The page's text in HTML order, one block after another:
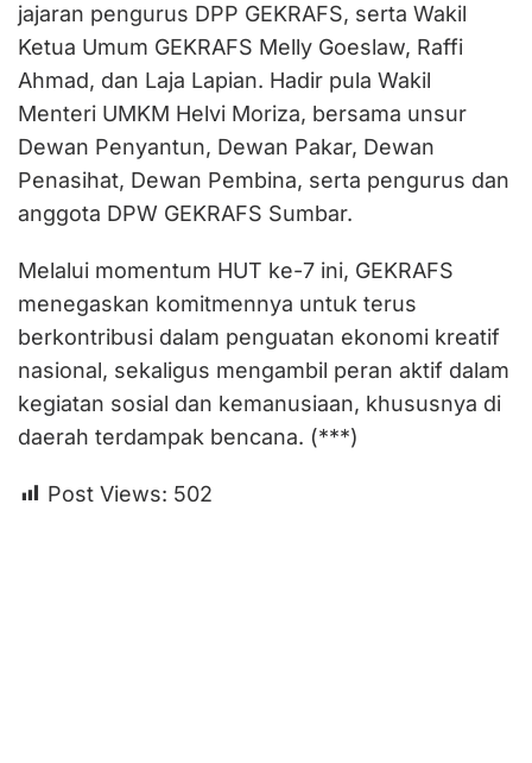
jajaran pengurus DPP GEKRAFS, serta Wakil
Ketua Umum GEKRAFS Melly Goeslaw, Raffi
Ahmad, dan Laja Lapian. Hadir pula Wakil
Menteri UMKM Helvi Moriza, bersama unsur
Dewan Penyantun, Dewan Pakar, Dewan
Penasihat, Dewan Pembina, serta pengurus dan
anggota DPW GEKRAFS Sumbar.
Melalui momentum HUT ke-7 ini, GEKRAFS
menegaskan komitmennya untuk terus
berkontribusi dalam penguatan ekonomi kreatif
nasional, sekaligus mengambil peran aktif dalam
kegiatan sosial dan kemanusiaan, khususnya di
daerah terdampak bencana. (***)
Post Views: 502